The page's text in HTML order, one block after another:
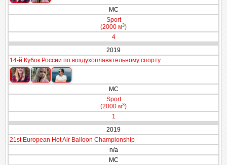
МС
Sport
(2000 м3)
4
2019
14-й Кубок России по воздухоплавательному спорту
МС
Sport
(2000 м3)
1
2019
21st European Hot Air Balloon Championship
n/a
МС